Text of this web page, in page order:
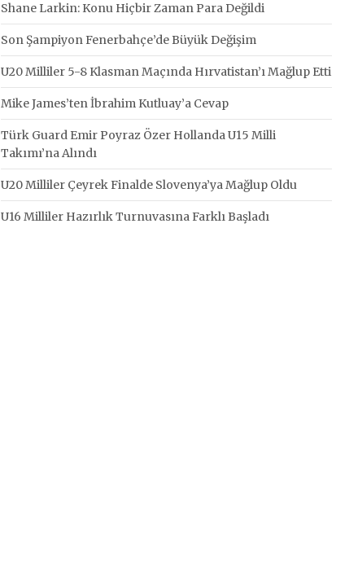
Shane Larkin: Konu Hiçbir Zaman Para Değildi
Son Şampiyon Fenerbahçe’de Büyük Değişim
U20 Milliler 5-8 Klasman Maçında Hırvatistan’ı Mağlup Etti
Mike James’ten İbrahim Kutluay’a Cevap
Türk Guard Emir Poyraz Özer Hollanda U15 Milli
Takımı’na Alındı
U20 Milliler Çeyrek Finalde Slovenya’ya Mağlup Oldu
U16 Milliler Hazırlık Turnuvasına Farklı Başladı